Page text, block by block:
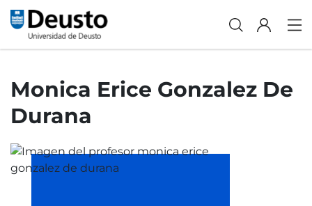
Monica Erice Gonzalez De
Durana